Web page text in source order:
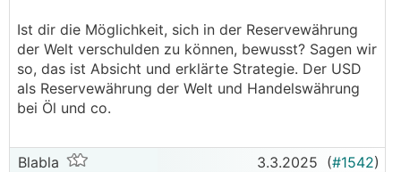
Ist dir die Möglichkeit, sich in der Reservewährung
der Welt verschulden zu können, bewusst? Sagen wir
so, das ist Absicht und erklärte Strategie. Der USD
als Reservewährung der Welt und Handelswährung
bei Öl und co.
Blabla 3.3.2025 (#1542)